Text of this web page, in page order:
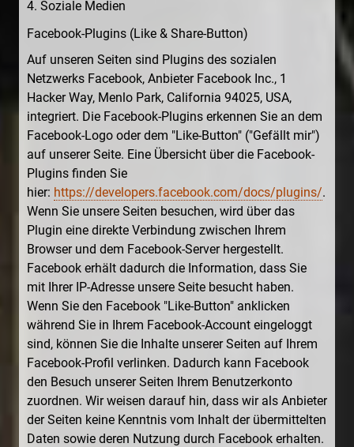
4. Soziale Medien
Facebook-Plugins (Like & Share-Button)
Auf unseren Seiten sind Plugins des sozialen
Netzwerks Facebook, Anbieter Facebook Inc., 1
Hacker Way, Menlo Park, California 94025, USA,
integriert. Die Facebook-Plugins erkennen Sie an dem
Facebook-Logo oder dem "Like-Button" ("Gefällt mir")
auf unserer Seite. Eine Übersicht über die Facebook-
Plugins finden Sie
hier: https://developers.facebook.com/docs/plugins/.
Wenn Sie unsere Seiten besuchen, wird über das
Plugin eine direkte Verbindung zwischen Ihrem
Browser und dem Facebook-Server hergestellt.
Facebook erhält dadurch die Information, dass Sie
mit Ihrer IP-Adresse unsere Seite besucht haben.
Wenn Sie den Facebook "Like-Button" anklicken
während Sie in Ihrem Facebook-Account eingeloggt
sind, können Sie die Inhalte unserer Seiten auf Ihrem
Facebook-Profil verlinken. Dadurch kann Facebook
den Besuch unserer Seiten Ihrem Benutzerkonto
zuordnen. Wir weisen darauf hin, dass wir als Anbieter
der Seiten keine Kenntnis vom Inhalt der übermittelten
Daten sowie deren Nutzung durch Facebook erhalten.